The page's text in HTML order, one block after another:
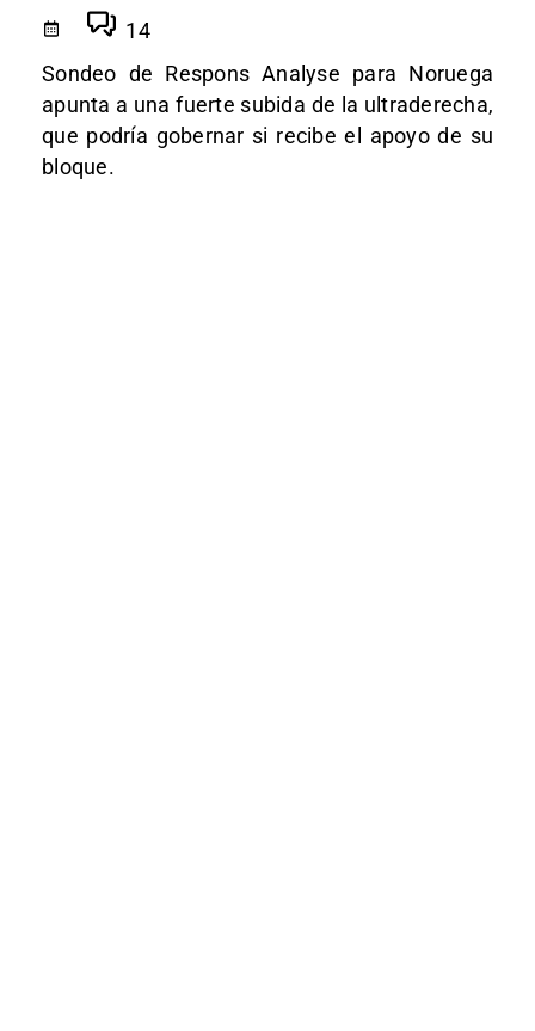
14
Sondeo de Respons Analyse para Noruega
apunta a una fuerte subida de la ultraderecha,
que podría gobernar si recibe el apoyo de su
bloque.